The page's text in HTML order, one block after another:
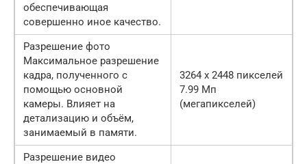
обеспечивающая
совершенно иное качество.
Разрешение фото
Максимальное разрешение
кадра, полученного с
помощью основной
камеры. Влияет на
детализацию и объём,
занимаемый в памяти.
3264 x 2448 пикселей
7.99 Мп
(мегапикселей)
Разрешение видео